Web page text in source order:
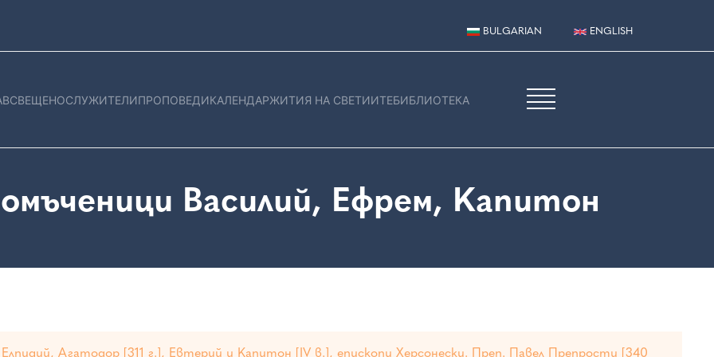
BULGARIAN ENGLISH
СВЕЩЕНОСЛУЖИТЕЛИПРОПОВЕДИКАЛЕНДАРЖИТИЯ НА СВЕТИИТЕБИБЛИОТЕКА
Василий, Ефрем, Капитон
Агатодор [311 г.], Евтерий и Капитон [IV в.], епископи Херсонески. Преп. Павел Препрости [340